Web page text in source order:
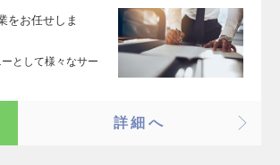
をお任せしま
として様々なサー
詳細へ